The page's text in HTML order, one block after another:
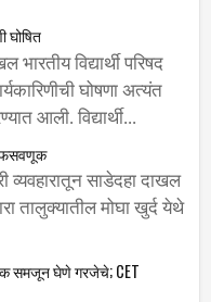
घोषित
विद्यार्थी परिषद
घोषणा अत्यंत
आली. विद्यार्थी...
फसवणूक
व्यवहारातून साडेदहा दाखल
तालुक्यातील मोघा खुर्द येथे
समजून घेणे गरजेचे; CET